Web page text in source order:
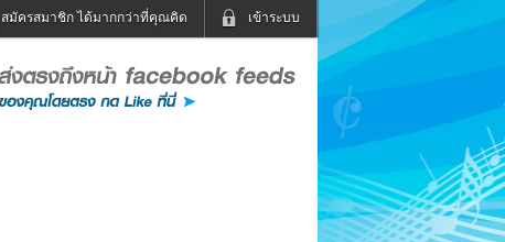
เข้าระบบ
สมัครสมาชิก ได้มากกว่าที่คุณคิด
ฟังวิทยุออนไลน์
Email